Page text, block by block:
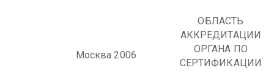
Москва 2006
ОБЛАСТЬ
АККРЕДИТАЦИИ
ОРГАНА ПО
СЕРТИФИКАЦИИ